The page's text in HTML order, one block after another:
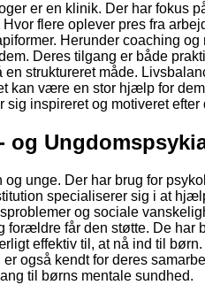
er en klinik. Der har fokus
flere oplever pres fra
Herunder coaching
Deres tilgang er både
en struktureret måde.
kan være en stor hjælp for
inspireret og motiveret efter
og
og unge. Der har brug for
specialiserer sig i at
og sociale
forældre får den støtte. De
effektiv til, at nå ind til
også kendt for deres
til børns mentale sundhed.